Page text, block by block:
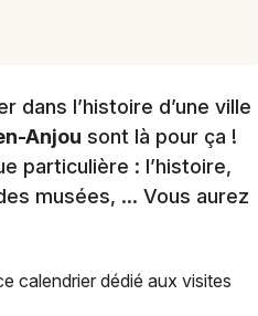
dans l’histoire d’une ville
Anjou sont là pour ça !
particulière : l’histoire,
musées, … Vous aurez
calendrier dédié aux visites